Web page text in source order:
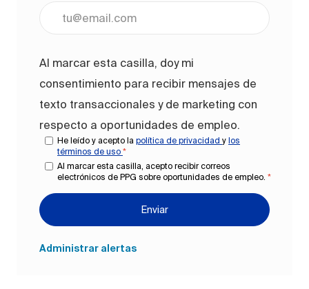
Ingrese la dirección de correo electrónico
Al marcar esta casilla, doy mi
consentimiento para recibir mensajes de
texto transaccionales y de marketing con
respecto a oportunidades de empleo.
He leído y acepto la política de privacidad y los
términos de uso *
Al marcar esta casilla, acepto recibir correos
electrónicos de PPG sobre oportunidades de empleo. *
Enviar
Administrar alertas